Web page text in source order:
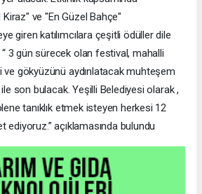
ve "En Güzel Bahçe"
giren katılımcılara çeşitli ödüller dile
3 gün sürecek olan festival, mahalli
ve gökyüzünü aydınlatacak muhteşem
son bulacak. Yeşilli Belediyesi olarak ,
tanıklık etmek isteyen herkesi 12
ediyoruz.” açıklamasında bulundu